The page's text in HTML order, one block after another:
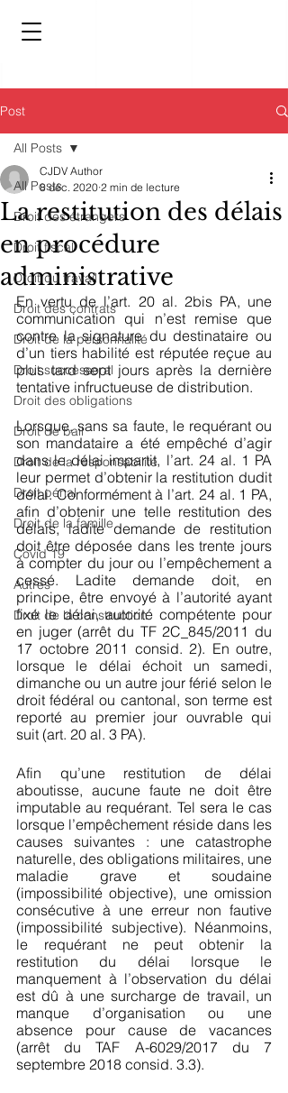
Post
All Posts
Droit des étrangers
Droit fiscal
Droit du travail
Droit des contrats
Droit de la personnalité
Droit successoral
Droit des obligations
Droit de bail
Droit de la responsabilité
Droit pénal
Droit de la famille
Covid 19
Autres
Droit de la construction
All Posts
La restitution des délais
en procédure
administrative
CJDV Author
8 déc. 2020 2 min de lecture
En vertu de l’art. 20 al. 2bis PA, une
communication qui n’est remise que
contre la signature du destinataire ou
d’un tiers habilité est réputée reçue au
plus tard sept jours après la dernière
tentative infructueuse de distribution.
Lorsque, sans sa faute, le requérant ou
son mandataire a été empêché d’agir
dans le délai impartit, l’art. 24 al. 1 PA
leur permet d’obtenir la restitution dudit
délai. Conformément à l’art. 24 al. 1 PA,
afin d’obtenir une telle restitution des
délais, ladite demande de restitution
doit être déposée dans les trente jours
à compter du jour ou l’empêchement a
cessé. Ladite demande doit, en
principe, être envoyé à l’autorité ayant
fixé le délai, autorité compétente pour
en juger (arrêt du TF 2C_845/2011 du
17 octobre 2011 consid. 2). En outre,
lorsque le délai échoit un samedi,
dimanche ou un autre jour férié selon le
droit fédéral ou cantonal, son terme est
reporté au premier jour ouvrable qui
suit (art. 20 al. 3 PA).
Afin qu’une restitution de délai
aboutisse, aucune faute ne doit être
imputable au requérant. Tel sera le cas
lorsque l’empêchement réside dans les
causes suivantes : une catastrophe
naturelle, des obligations militaires, une
maladie grave et soudaine
(impossibilité objective), une omission
consécutive à une erreur non fautive
(impossibilité subjective). Néanmoins,
le requérant ne peut obtenir la
restitution du délai lorsque le
manquement à l’observation du délai
est dû à une surcharge de travail, un
manque d’organisation ou une
absence pour cause de vacances
(arrêt du TAF A-6029/2017 du 7
septembre 2018 consid. 3.3).